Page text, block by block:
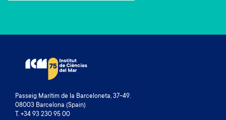
Passeig Marítim de la Barceloneta, 37-49.
08003 Barcelona (Spain)
T. +34 93 230 95 00